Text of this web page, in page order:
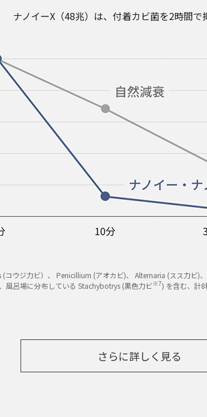
ナノイーX（48兆）は、付着カビ菌を2時間で
ウジ力ビ）、 Penicillium (アオカビ)、 Alternaria (スス力ビ
風呂場に分布している Stachybotrys (黒色力ビ※7) を含む、計
さらに詳しく見る